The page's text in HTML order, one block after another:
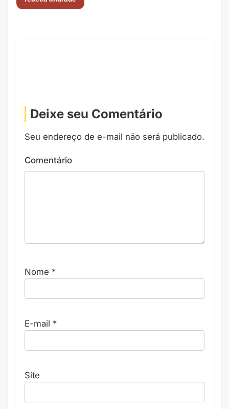
Deixe seu Comentário
Seu endereço de e-mail não será publicado.
Comentário
Nome *
E-mail *
Site